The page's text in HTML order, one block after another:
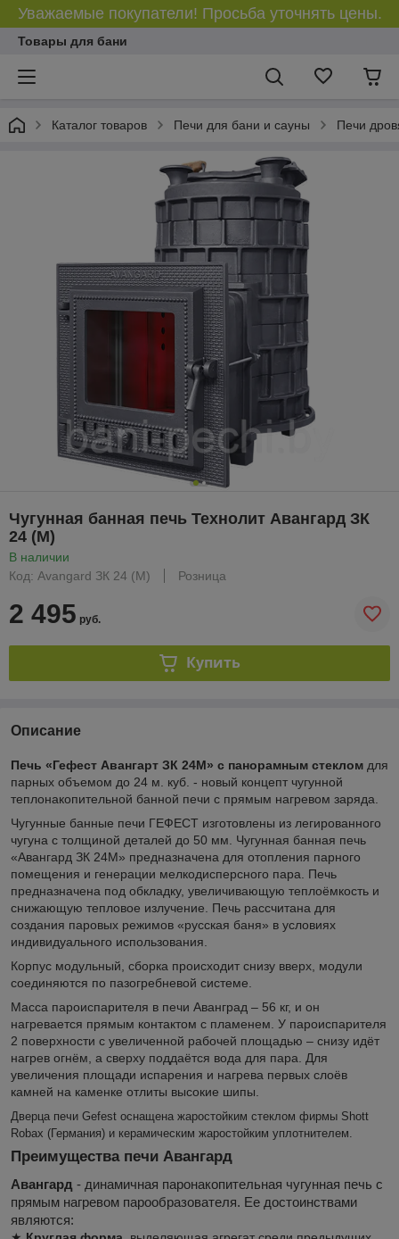
Уважаемые покупатели! Просьба уточнять цены.
Товары для бани
Каталог товаров Печи для бани и сауны Печи
Чугунная банная печь Технолит Авангард ЗК
24 (М)
В наличии
Код: Avangard ЗК 24 (М)
Розница
2 495 руб.
Купить
Описание
Печь «Гефест Авангарт ЗК 24М» с панорамным стеклом для
парных объемом до 24 м. куб. - новый концепт чугунной
теплонакопительной банной печи с прямым нагревом заряда.
Чугунные банные печи ГЕФЕСТ изготовлены из легированного
чугуна с толщиной деталей до 50 мм. Чугунная банная печь
«Авангард ЗК 24М» предназначена для отопления парного
помещения и генерации мелкодисперсного пара. Печь
предназначена под обкладку, увеличивающую теплоёмкость и
снижающую тепловое излучение. Печь рассчитана для
создания паровых режимов «русская баня» в условиях
индивидуального использования.
Корпус модульный, сборка происходит снизу вверх, модули
соединяются по пазогребневой системе.
Масса пароиспарителя в печи Аванград – 56 кг, и он
нагревается прямым контактом с пламенем. У пароиспарителя
2 поверхности с увеличенной рабочей площадью – снизу идёт
нагрев огнём, а сверху поддаётся вода для пара. Для
увеличения площади испарения и нагрева первых слоёв
камней на каменке отлиты высокие шипы.
Дверца печи Gefest оснащена жаростойким стеклом фирмы Shott
Robax (Германия) и керамическим жаростойким уплотнителем.
Преимущества печи Авангард
Авангард - динамичная паронакопительная чугунная печь с
прямым нагревом парообразователя. Ее достоинствами
являются: